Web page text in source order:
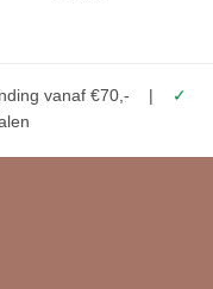
vanaf €70,- |
✓